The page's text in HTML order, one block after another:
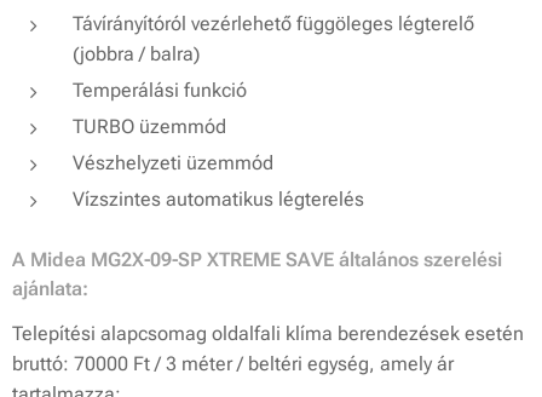
Távírányítóról vezérlehető függöleges légterelő
(jobbra / balra)
Temperálási funkció
TURBO üzemmód
Vészhelyzeti üzemmód
Vízszintes automatikus légterelés
A Midea MG2X-09-SP XTREME SAVE általános szerelési
ajánlata:
Telepítési alapcsomag oldalfali klíma berendezések esetén
bruttó: 70000 Ft / 3 méter / beltéri egység, amely ár